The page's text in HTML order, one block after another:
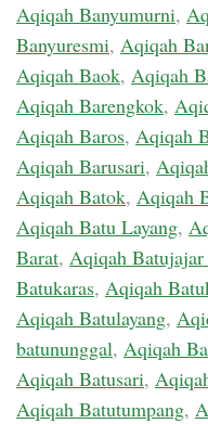
Aqiqah Banyumurni,
Banyuresmi, Aqiqah
Aqiqah Baok, Aqiqah
Aqiqah Barengkok,
Aqiqah Baros, Aqiqah
Aqiqah Barusari,
Aqiqah Batok, Aqiqah
Aqiqah Batu Layang,
Barat, Aqiqah
Batukaras, Aqiqah
Aqiqah Batulayang,
batununggal, Aqiqah
Aqiqah Batusari,
Aqiqah Batutumpang,